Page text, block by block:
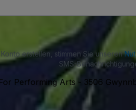
erstellen, stimmen Sie unseren
SMS-
Performing Arts - 3506